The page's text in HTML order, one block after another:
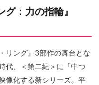
グ：力の指輪』
リング』3部作の舞台とな
代、＜第二紀＞に「中つ
像化する新シリーズ。平